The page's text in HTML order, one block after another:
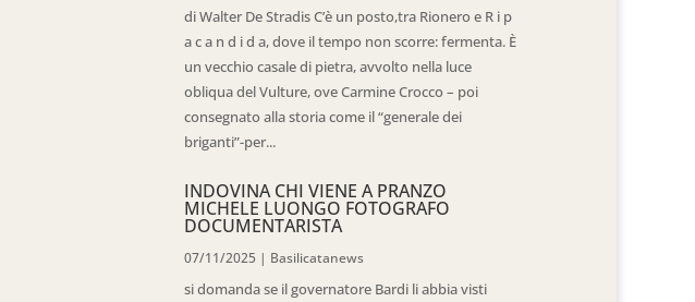
di Walter De Stradis C’è un posto,tra Rionero e R i p
a c a n d i d a, dove il tempo non scorre: fermenta. È
un vecchio casale di pietra, avvolto nella luce
obliqua del Vulture, ove Carmine Crocco – poi
consegnato alla storia come il “generale dei
briganti”-per...
INDOVINA CHI VIENE A PRANZO
MICHELE LUONGO FOTOGRAFO
DOCUMENTARISTA
07/11/2025 | Basilicatanews
si domanda se il governatore Bardi li abbia visti